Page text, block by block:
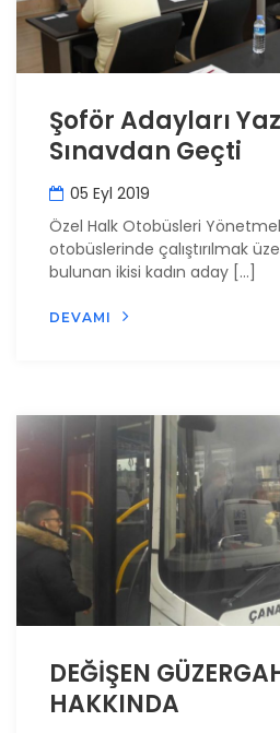
Şoför Adayları
Sınavdan Geçti
05 Eyl 2019
Özel Halk Otobüsleri
otobüslerinde çalıştırılmak
bulunan ikisi kadın aday […]
DEVAMI
DEĞİŞEN
HAKKINDA